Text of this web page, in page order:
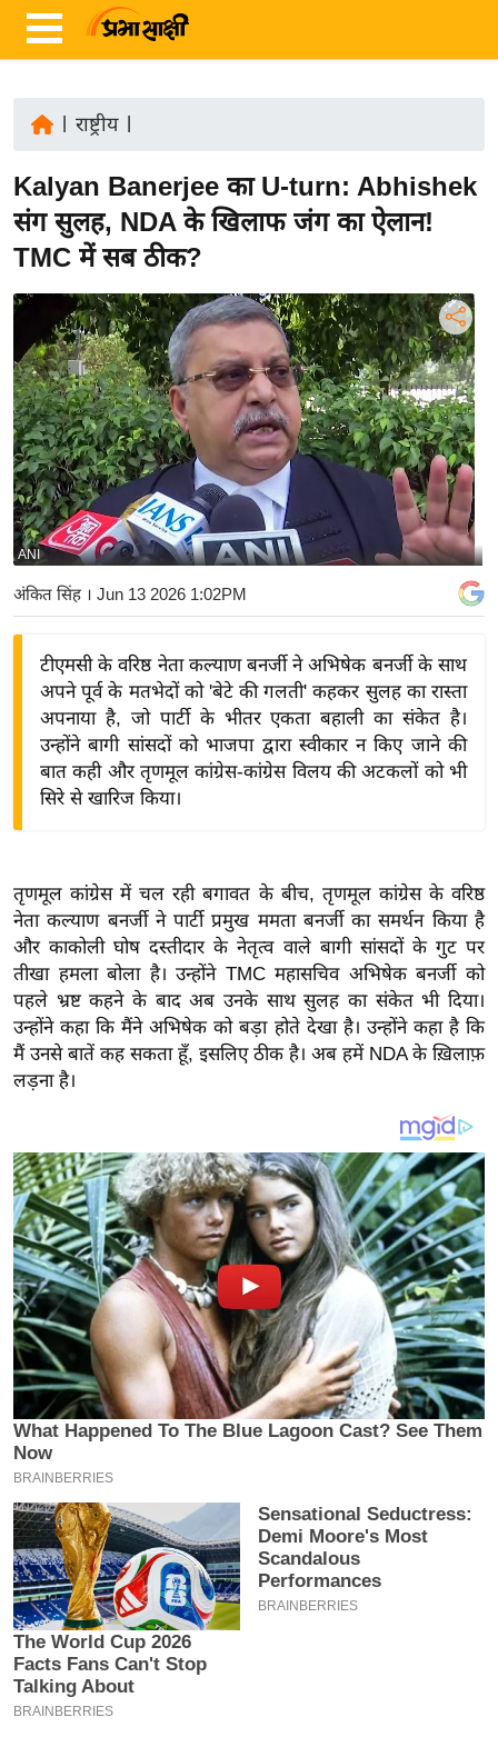
ज़ा
ख
ब
र
ष्ट्री
य
अं
त
र्रा
ष्ट्री
य
बि
ज़
ने
द्यो
शे
ष
ज्ञ
रा
य
ब
ज
ट
ल
क्रि
के
ट
I
P
L
2
0
2
6
इ
म
ई
-
पे
प
र
राष्ट्रीय|
Kalyan Banerjee का U-turn: Abhishek
संग सुलह, NDA के खिलाफ जंग का ऐलान!
TMC में सब ठीक?
ANI
अंकित सिंह। Jun 13 2026 1:02PM
टीएमसी के वरिष्ठ नेता कल्याण बनर्जी ने अभिषेक बनर्जी के साथ
अपने पूर्व के मतभेदों को 'बेटे की गलती' कहकर सुलह का रास्ता
अपनाया है, जो पार्टी के भीतर एकता बहाली का संकेत है।
उन्होंने बागी सांसदों को भाजपा द्वारा स्वीकार न किए जाने की
बात कही और तृणमूल कांग्रेस-कांग्रेस विलय की अटकलों को भी
सिरे से खारिज किया।
तृणमूल कांग्रेस में चल रही बगावत के बीच, तृणमूल कांग्रेस के वरिष्ठ
नेता कल्याण बनर्जी ने पार्टी प्रमुख ममता बनर्जी का समर्थन किया है
और काकोली घोष दस्तीदार के नेतृत्व वाले बागी सांसदों के गुट पर
तीखा हमला बोला है। उन्होंने TMC महासचिव अभिषेक बनर्जी को
पहले भ्रष्ट कहने के बाद अब उनके साथ सुलह का संकेत भी दिया।
उन्होंने कहा कि मैंने अभिषेक को बड़ा होते देखा है। उन्होंने कहा है कि
मैं उनसे बातें कह सकता हूँ, इसलिए ठीक है। अब हमें NDA के ख़िलाफ़
लड़ना है।